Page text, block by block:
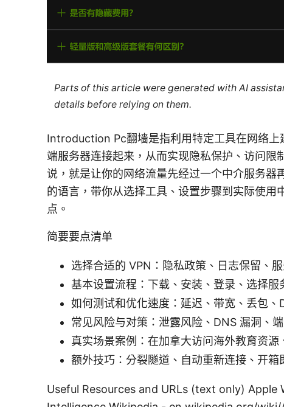
Parts of this article were generated with AI
details before relying on them.
Introduction Pc翻墙是指利用特定工具在网络上
端服务器连接起来，从而实现隐私保护、访问限
说，就是让你的网络流量先经过一个中介服务器
的语言，带你从选择工具、设置步骤到实际使用
点。
简要要点清单
选择合适的 VPN：隐私政策、日志保留、
基本设置流程：下载、安装、登录、选择服
如何测试和优化速度：延迟、带宽、丢包、
常见风险与对策：泄露风险、DNS 漏洞、
真实场景案例：在加拿大访问海外教育资
额外技巧：分裂隧道、自动重新连接、开箱
Useful Resources and URLs (text only)